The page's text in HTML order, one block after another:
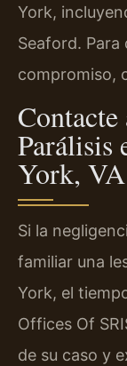
York,
Seaford.
compromiso,
Parálisis
York, VA
Si la
familiar una
York, el
Offices Of
de su caso y